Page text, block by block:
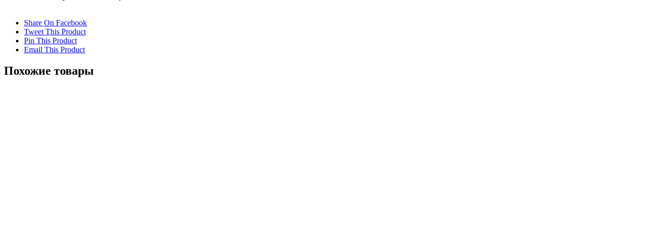
Share On Facebook
Tweet This Product
Pin This Product
Email This Product
Похожие товары